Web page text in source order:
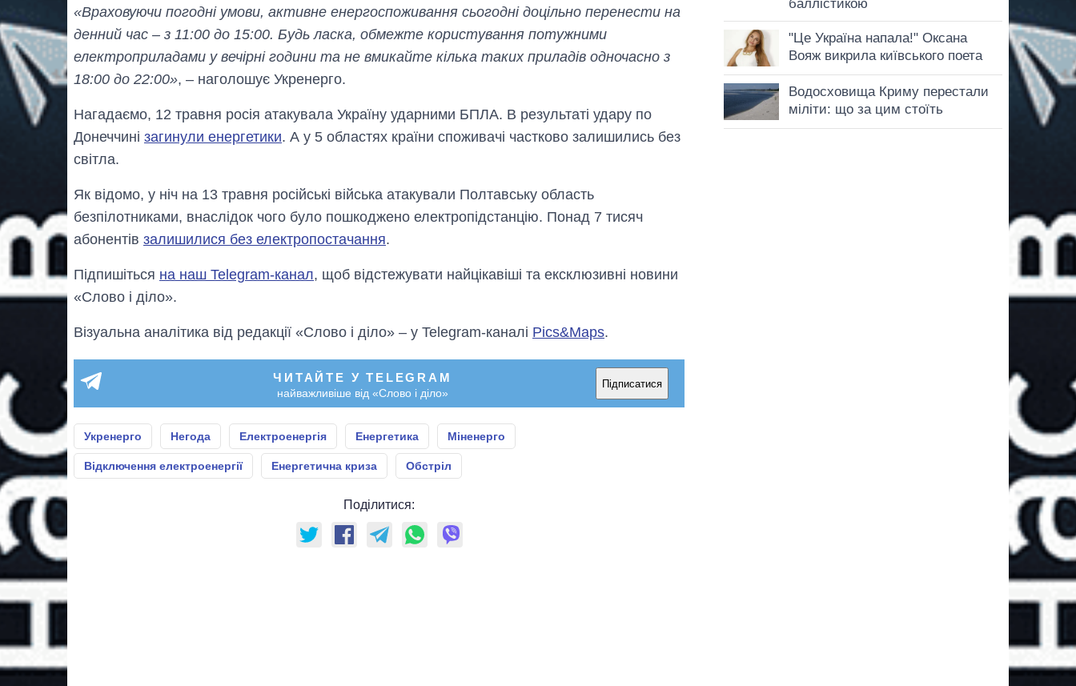
«Враховуючи погодні умови, активне енергоспоживання сьогодні доцільно перенести на
денний час – з 11:00 до 15:00. Будь ласка, обмежте користування потужними
електроприладами у вечірні години та не вмикайте кілька таких приладів одночасно з
18:00 до 22:00», – наголошує Укренерго.
Нагадаємо, 12 травня росія атакувала Україну ударними БПЛА. В результаті удару по
Донеччині загинули енергетики. А у 5 областях країни споживачі частково залишились без
світла.
Як відомо, у ніч на 13 травня російські війська атакували Полтавську область
безпілотниками, внаслідок чого було пошкоджено електропідстанцію. Понад 7 тисяч
абонентів залишилися без електропостачання.
Підпишіться на наш Telegram-канал, щоб відстежувати найцікавіші та ексклюзивні новини
«Слово і діло».
Візуальна аналітика від редакції «Слово і діло» – у Telegram-каналі Pics&Maps.
ЧИТАЙТЕ У TELEGRAM
найважливіше від «Слово і діло»
Підписатися
Укренерго Негода Електроенергія Енергетика Міненерго
Відключення електроенергії Енергетична криза Обстріл
Поділитися: